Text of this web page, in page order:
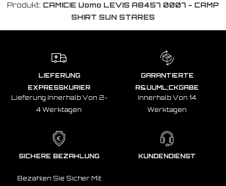
Produkt: CAMICIE Uomo LEVIS A8457 0007 - CAMP
SHIRT SUN STARES
LIEFERUNG
EXPRESSKURIER
Lieferung Innerhalb Von 2-
4 Werktagen
GARANTIERTE
R&UUML;CKGABE
Innerhalb Von 14
Werktagen
SICHERE BEZAHLUNG
Bezahlen Sie Sicher Mit
KUNDENDIENST